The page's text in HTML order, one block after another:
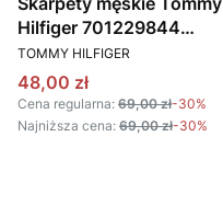
Hilfiger 701229844
czarny
PRODUCENT
TOMMY HILFIGER
Cena promocyjna
48,00 zł
Cena regularna: 69,00 zł-30%
Najniższa cena: 69,00 zł-30%